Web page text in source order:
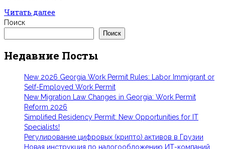
Читать далее
Поиск
Поиск
Недавние Посты
New 2026 Georgia Work Permit Rules: Labor Immigrant or
Self-Employed Work Permit
New Migration Law Changes in Georgia: Work Permit
Reform 2026
Simplified Residency Permit: New Opportunities for IT
Specialists!
Регулирование цифровых (крипто) активов в Грузии
Новая инструкция по налогообложению ИТ-компаний